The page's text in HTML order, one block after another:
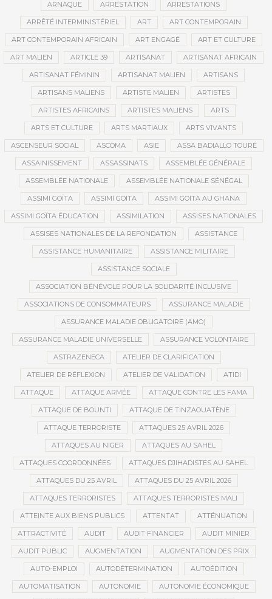
ARNAQUE ARRESTATION ARRESTATIONS
ARRÊTÉ INTERMINISTÉRIEL ART ART CONTEMPORAIN
ART CONTEMPORAIN AFRICAIN ART ENGAGÉ ART ET CULTURE
ART MALIEN ARTICLE 39 ARTISANAT ARTISANAT AFRICAIN
ARTISANAT FÉMININ ARTISANAT MALIEN ARTISANS
ARTISANS MALIENS ARTISTE MALIEN ARTISTES
ARTISTES AFRICAINS ARTISTES MALIENS ARTS
ARTS ET CULTURE ARTS MARTIAUX ARTS VIVANTS
ASCENSEUR SOCIAL ASCOMA ASIE ASSA BADIALLO TOURÉ
ASSAINISSEMENT ASSASSINATS ASSEMBLÉE GÉNÉRALE
ASSEMBLÉE NATIONALE ASSEMBLÉE NATIONALE SÉNÉGAL
ASSIMI GOÏTA ASSIMI GOITA ASSIMI GOITA AU GHANA
ASSIMI GOÏTA ÉDUCATION ASSIMILATION ASSISES NATIONALES
ASSISES NATIONALES DE LA REFONDATION ASSISTANCE
ASSISTANCE HUMANITAIRE ASSISTANCE MILITAIRE
ASSISTANCE SOCIALE
ASSOCIATION BÉNÉVOLE POUR LA SOLIDARITÉ INCLUSIVE
ASSOCIATIONS DE CONSOMMATEURS ASSURANCE MALADIE
ASSURANCE MALADIE OBLIGATOIRE (AMO)
ASSURANCE MALADIE UNIVERSELLE ASSURANCE VOLONTAIRE
ASTRAZENECA ATELIER DE CLARIFICATION
ATELIER DE RÉFLEXION ATELIER DE VALIDATION ATIDI
ATTAQUE ATTAQUE ARMÉE ATTAQUE CONTRE LES FAMA
ATTAQUE DE BOUNTI ATTAQUE DE TINZAOUATÈNE
ATTAQUE TERRORISTE ATTAQUES 25 AVRIL 2026
ATTAQUES AU NIGER ATTAQUES AU SAHEL
ATTAQUES COORDONNÉES ATTAQUES DJIHADISTES AU SAHEL
ATTAQUES DU 25 AVRIL ATTAQUES DU 25 AVRIL 2026
ATTAQUES TERRORISTES ATTAQUES TERRORISTES MALI
ATTEINTE AUX BIENS PUBLICS ATTENTAT ATTÉNUATION
ATTRACTIVITÉ AUDIT AUDIT FINANCIER AUDIT MINIER
AUDIT PUBLIC AUGMENTATION AUGMENTATION DES PRIX
AUTO-EMPLOI AUTODÉTERMINATION AUTOÉDITION
AUTOMATISATION AUTONOMIE AUTONOMIE ÉCONOMIQUE